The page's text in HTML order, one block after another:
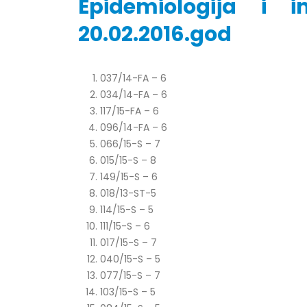
Epidemiologija i
20.02.2016.god
037/14-FA – 6
034/14-FA – 6
117/15-FA – 6
096/14-FA – 6
066/15-S – 7
015/15-S – 8
149/15-S – 6
018/13-ST-5
114/15-S – 5
111/15-S – 6
017/15-S – 7
040/15-S – 5
077/15-S – 7
103/15-S – 5
Obavještenje za javnost 30.07.2026.
godine
30/07/2026
Obavještenje za javnost 30.07.2026.
godine
30/07/2026
Prof. dr Srđan Marinković – rezultati
ispita
29/07/2026
Prof. dr Azijada Beganlić – rezultati
ispita
29/07/2026